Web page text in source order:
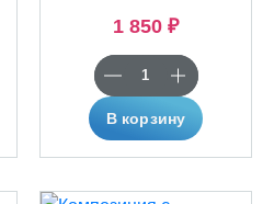
1 850 ₽
В корзину